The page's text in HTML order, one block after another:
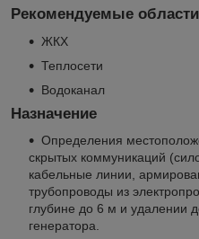
Рекомендуемые
ЖКХ
Теплосети
Водоканал
Назначение
Определения
скрытых коммуникаций
кабельные линии,
трубопроводы из
глубине до 6 м и удалении
генератора.